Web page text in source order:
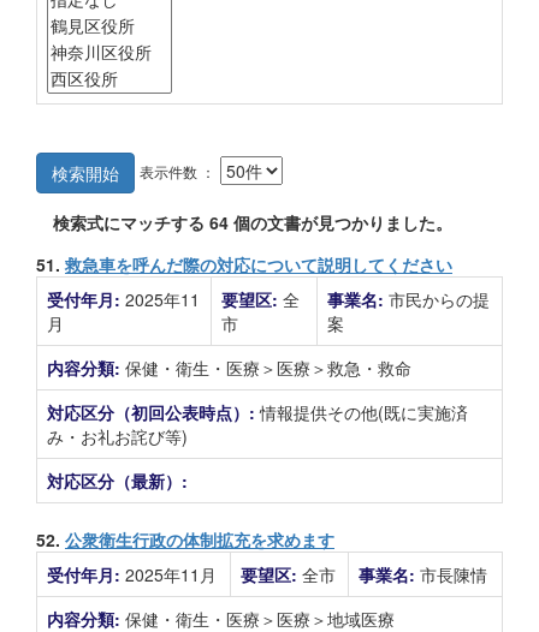
検索開始 表示件数 ：
検索式にマッチする 64 個の文書が見つかりました。
51. 救急車を呼んだ際の対応について説明してください
受付年月: 2025年11
月
要望区: 全
市
事業名: 市民からの提
案
内容分類: 保健・衛生・医療＞医療＞救急・救命
対応区分（初回公表時点）:情報提供その他(既に実施済
み・お礼お詫び等)
対応区分（最新）:
52. 公衆衛生行政の体制拡充を求めます
受付年月: 2025年11月 要望区: 全市 事業名: 市長陳情
内容分類: 保健・衛生・医療＞医療＞地域医療